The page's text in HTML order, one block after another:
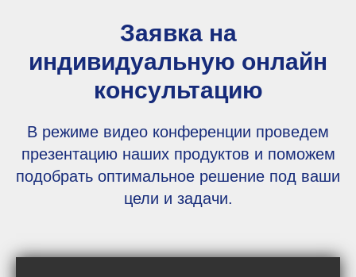
Заявка на
индивидуальную онлайн
консультацию
В режиме видео конференции проведем
презентацию наших продуктов и поможем
подобрать оптимальное решение под ваши
цели и задачи.